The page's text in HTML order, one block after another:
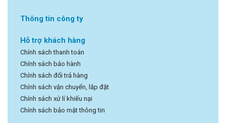
Thông tin công ty
Hỗ trợ khách hàng
Chính sách thanh toán
Chính sách bảo hành
Chính sách đổi trả hàng
Chính sách vận chuyển, lắp đặt
Chính sách xử lí khiếu nại
Chính sách bảo mật thông tin